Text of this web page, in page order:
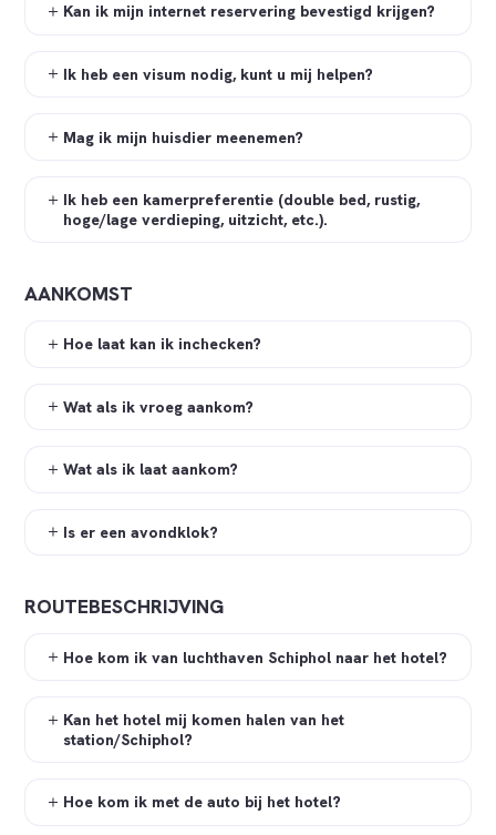
Kan ik mijn internet reservering bevestigd krijgen?
Ik heb een visum nodig, kunt u mij helpen?
Mag ik mijn huisdier meenemen?
Ik heb een kamerpreferentie (double bed, rustig,
hoge/lage verdieping, uitzicht, etc.).
AANKOMST
Hoe laat kan ik inchecken?
Wat als ik vroeg aankom?
Wat als ik laat aankom?
Is er een avondklok?
ROUTEBESCHRIJVING
Hoe kom ik van luchthaven Schiphol naar het hotel?
Kan het hotel mij komen halen van het
station/Schiphol?
Hoe kom ik met de auto bij het hotel?